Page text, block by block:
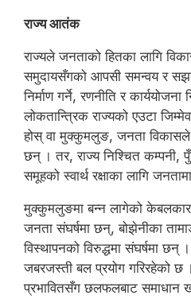
राज्य आतंक
राज्यले जनताको हितका लागि
समुदायसँगको आपसी समन्वय र
निर्माण गर्ने, रणनीति र कार्ययोजना
लोकतान्त्रिक राज्यको एउटा
होस् वा मुक्कुमलुङ, जनता विकासले
छन् । तर, राज्य निश्चित कम्पनी,
समूहको स्वार्थ रक्षाका लागि
मुक्कुमलुङमा बन्न लागेको केबलकार
जनता संघर्षमा छन्, बोझेनीका
विस्थापनको विरुद्धमा संघर्षमा छन्
जबरजस्ती बल प्रयोग गरिरहेको
प्रभावितसँग छलफलबाट समाधान